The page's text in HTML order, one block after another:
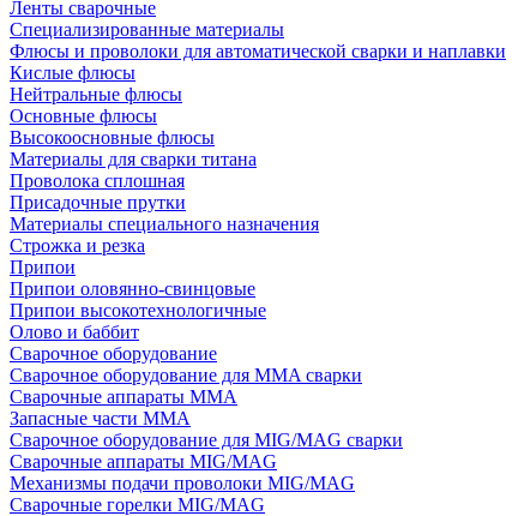
Ленты сварочные
Специализированные материалы
Флюсы и проволоки для автоматической сварки и наплавки
Кислые флюсы
Нейтральные флюсы
Основные флюсы
Высокоосновные флюсы
Материалы для сварки титана
Проволока сплошная
Присадочные прутки
Материалы специального назначения
Строжка и резка
Припои
Припои оловянно-свинцовые
Припои высокотехнологичные
Олово и баббит
Сварочное оборудование
Сварочное оборудование для MMA сварки
Сварочные аппараты MMA
Запасные части MMA
Сварочное оборудование для MIG/MAG сварки
Сварочные аппараты MIG/MAG
Механизмы подачи проволоки MIG/MAG
Сварочные горелки MIG/MAG